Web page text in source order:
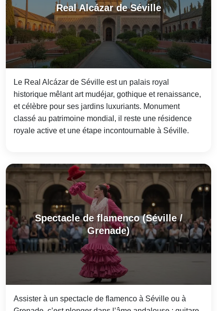
Real Alcázar de Séville
Le Real Alcázar de Séville est un palais royal
historique mêlant art mudéjar, gothique et renaissance,
et célèbre pour ses jardins luxuriants. Monument
classé au patrimoine mondial, il reste une résidence
royale active et une étape incontournable à Séville.
Spectacle de flamenco (Séville /
Grenade)
Assister à un spectacle de flamenco à Séville ou à